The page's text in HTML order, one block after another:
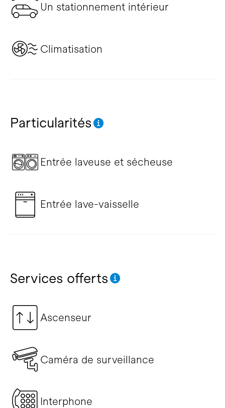
Un stationnement intérieur
Climatisation
Particularités
Entrée laveuse et sécheuse
Entrée lave-vaisselle
Services offerts
Ascenseur
Caméra de surveillance
Interphone